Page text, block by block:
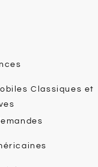
Classiques et